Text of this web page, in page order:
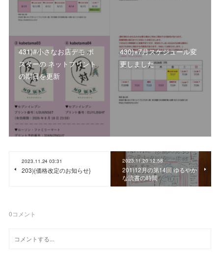
431)#小さなお店デモ ポ
スターの ネットプリント
の期日を更新
430)※7月スケジュール変
更しました
2023.11.24 03:31
203){価格改定のお知らせ}
2023.11.20 12:58
201)12月の第14回 ゆるやか
な読書の時間
0コメント